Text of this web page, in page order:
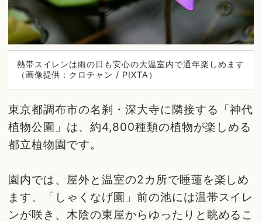
熱帯スイレンは雨の日も安心の大温室内で通年楽しめます
（画像提供：クロチャン / PIXTA）
東京都調布市の名刹・深大寺に隣接する「神代
植物公園」は、約4,800種類の植物が楽しめる
都立植物園です。
園内では、屋外と温室の2カ所で睡蓮を楽しめ
ます。「しゃくなげ園」前の池には温帯スイレ
ンが咲き、木陰の東屋からゆったりと眺めるこ